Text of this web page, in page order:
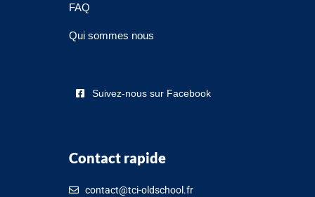
FAQ
Qui sommes nous
Suivez-nous sur Facebook
Contact rapide
contact@tci-oldschool.fr